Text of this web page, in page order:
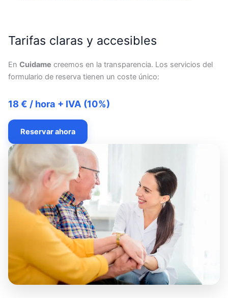
Tarifas claras y accesibles
En Cuidame creemos en la transparencia. Los servicios del
formulario de reserva tienen un coste único:
18 € / hora + IVA (10%)
Reservar ahora